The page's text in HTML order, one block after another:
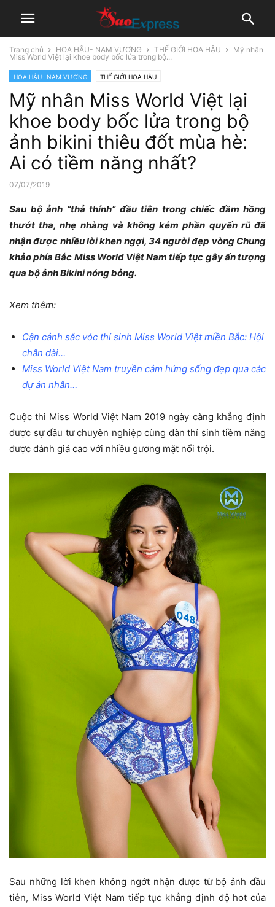
Trang chủ HOA HẬU- NAM VƯƠNG THẾ GIỚI HOA HẬU
Mỹ nhân
Miss World Việt lại khoe body bốc lửa trong bộ...
HOA HẬU- NAM VƯƠNG THẾ GIỚI HOA HẬU
Mỹ nhân Miss World Việt lại
khoe body bốc lửa trong bộ
ảnh bikini thiêu đốt mùa hè:
Ai có tiềm năng nhất?
07/07/2019
Sau bộ ảnh “thả thính” đầu tiên trong chiếc đầm hồng
thướt tha, nhẹ nhàng và không kém phần quyến rũ đã
nhận được nhiều lời khen ngợi, 34 người đẹp vòng Chung
khảo phía Bắc Miss World Việt Nam tiếp tục gây ấn tượng
qua bộ ảnh Bikini nóng bỏng.
Xem thêm:
Cận cảnh sắc vóc thí sinh Miss World Việt miền Bắc: Hội
chân dài…
Miss World Việt Nam truyền cảm hứng sống đẹp qua các
dự án nhân…
Cuộc thi Miss World Việt Nam 2019 ngày càng khẳng định
được sự đầu tư chuyên nghiệp cùng dàn thí sinh tiềm năng
được đánh giá cao với nhiều gương mặt nổi trội.
Sau những lời khen không ngớt nhận được từ bộ ảnh đầu
tiên, Miss World Việt Nam tiếp tục khẳng định độ hot của